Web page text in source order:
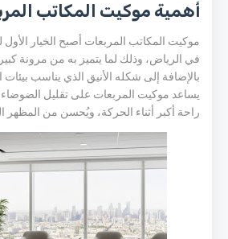
أهمية موكيت المكاتب
موكيت المكاتب المربعات أصبح الخيار
في الرياض، وذلك لما يتميز به من مرونة
بالإضافة إلى شكله الأنيق الذي يناسب بيئات
يساعد موكيت المربعات على تقليل الضوضاء
راحة أكبر أثناء الحركة، ويُحسن من المظهر